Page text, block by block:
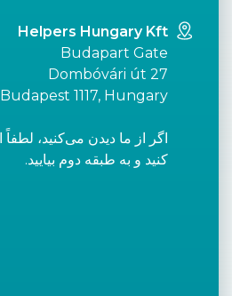
Helpers Hungary Kft
Budapart Gate
Dombóvári út 27
Budapest 1117, Hungary
کنید و به طبقه دوم بیایید.